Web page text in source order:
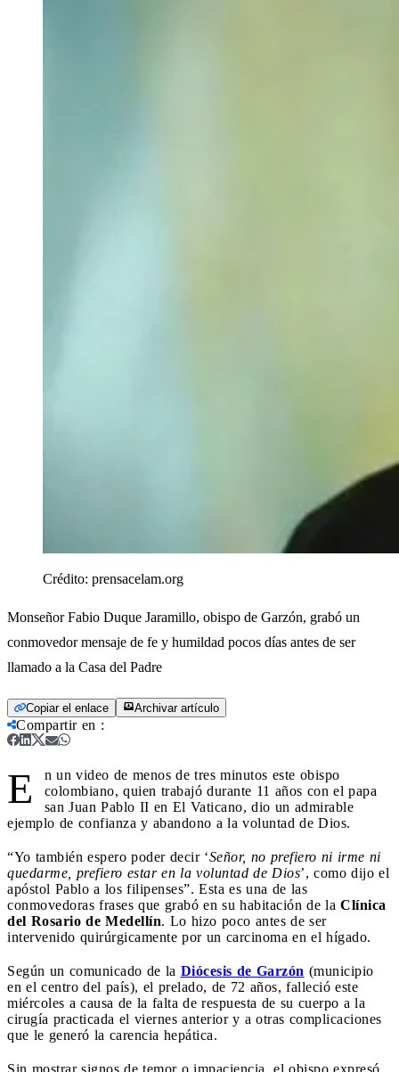
Crédito: prensacelam.org
Monseñor Fabio Duque Jaramillo, obispo de Garzón, grabó un
conmovedor mensaje de fe y humildad pocos días antes de ser
llamado a la Casa del Padre
Copiar el enlace Archivar artículo
Compartir en :
E
n un video de menos de tres minutos este obispo
colombiano, quien trabajó durante 11 años con el papa
san Juan Pablo II en El Vaticano, dio un admirable
ejemplo de confianza y abandono a la voluntad de Dios.
“Yo también espero poder decir ‘Señor, no prefiero ni irme ni
quedarme, prefiero estar en la voluntad de Dios’, como dijo el
apóstol Pablo a los filipenses”. Esta es una de las
conmovedoras frases que grabó en su habitación de la Clínica
del Rosario de Medellín. Lo hizo poco antes de ser
intervenido quirúrgicamente por un carcinoma en el hígado.
Según un comunicado de la Diócesis de Garzón (municipio
en el centro del país), el prelado, de 72 años, falleció este
miércoles a causa de la falta de respuesta de su cuerpo a la
cirugía practicada el viernes anterior y a otras complicaciones
que le generó la carencia hepática.
Sin mostrar signos de temor o impaciencia, el obispo expresó